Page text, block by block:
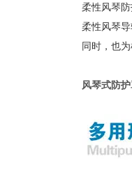
柔性风琴
柔性风琴
同时，也
风琴式防